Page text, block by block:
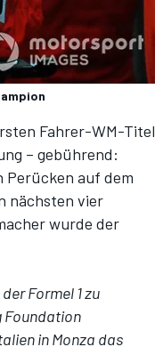
Fahrer-WM-Titel
– gebührend:
Perücken auf dem
nächsten vier
wurde der
Formel 1 zu
Foundation
in Monza das